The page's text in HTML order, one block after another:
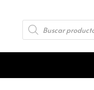
Búsqueda
de
productos